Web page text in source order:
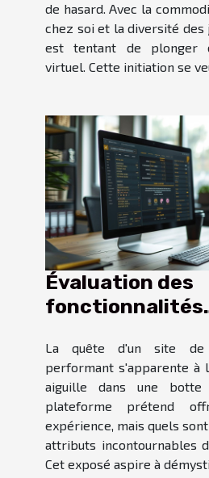
de hasard. Avec la
chez soi et la diversité des
est tentant de plonger
virtuel. Cette initiation se
Évaluation des
fonctionnalités
de paris efficace
La quête d'un site
performant s'apparente à
aiguille dans une botte
plateforme prétend
expérience, mais quels
attributs incontournables
Cet exposé aspire à